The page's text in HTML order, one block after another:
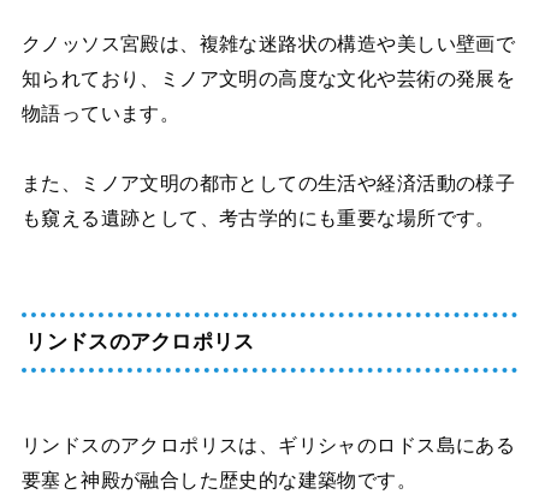
クノッソス宮殿は、複雑な迷路状の構造や美しい壁画で
知られており、ミノア文明の高度な文化や芸術の発展を
物語っています。
また、ミノア文明の都市としての生活や経済活動の様子
も窺える遺跡として、考古学的にも重要な場所です。
リンドスのアクロポリス
リンドスのアクロポリスは、ギリシャのロドス島にある
要塞と神殿が融合した歴史的な建築物です。